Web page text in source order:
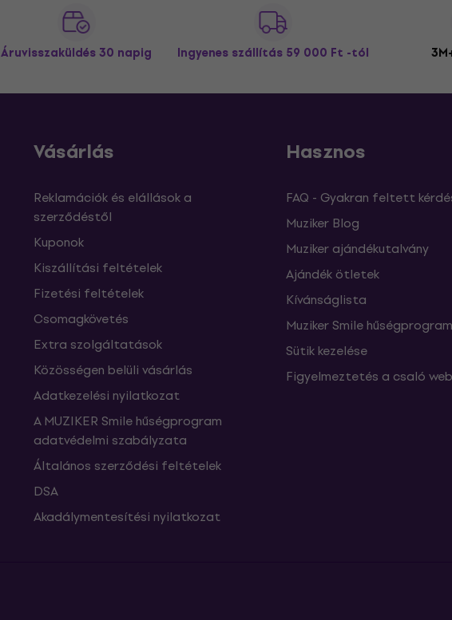
Áruvisszaküldés 30 napig Ingyenes szállítás 59 000 Ft -tól
Vásárlás
Reklamációk és elállások a
szerződéstől
Kuponok
Kiszállítási feltételek
Fizetési feltételek
Csomagkövetés
Extra szolgáltatások
Közösségen belüli vásárlás
Adatkezelési nyilatkozat
A MUZIKER Smile hűségprogram
adatvédelmi szabályzata
Általános szerződési feltételek
DSA
Akadálymentesítési nyilatkozat
Hasznos
FAQ - Gyakran feltett
Muziker Blog
Muziker ajándékutalvány
Ajándék ötletek
Kívánságlista
Muziker Smile hűségprogram
Sütik kezelése
Figyelmeztetés a csaló